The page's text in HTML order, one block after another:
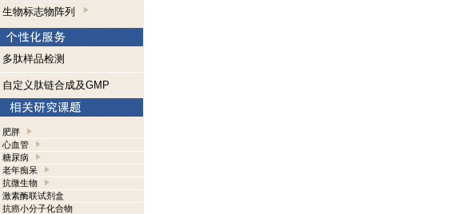
生物标志物阵列
多肽样品检测
自定义肽链合成及GMP
肥胖
心血管
糖尿病
老年痴呆
抗微生物
激素酶联试剂盒
抗癌小分子化合物